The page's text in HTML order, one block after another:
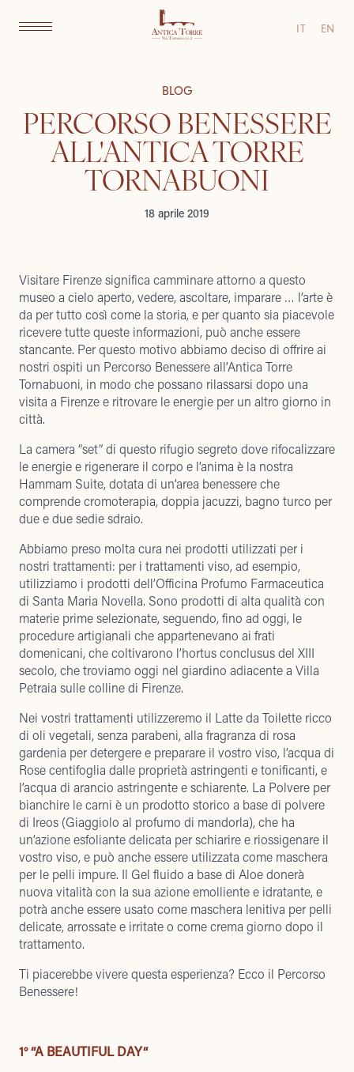
IT EN
BLOG
PERCORSO BENESSERE
ALL'ANTICA TORRE
TORNABUONI
18 aprile 2019
Visitare Firenze significa camminare attorno a questo
museo a cielo aperto, vedere, ascoltare, imparare … l’arte è
da per tutto così come la storia, e per quanto sia piacevole
ricevere tutte queste informazioni, può anche essere
stancante. Per questo motivo abbiamo deciso di offrire ai
nostri ospiti un Percorso Benessere all’Antica Torre
Tornabuoni, in modo che possano rilassarsi dopo una
visita a Firenze e ritrovare le energie per un altro giorno in
città.
La camera “set” di questo rifugio segreto dove rifocalizzare
le energie e rigenerare il corpo e l’anima è la nostra
Hammam Suite, dotata di un’area benessere che
comprende cromoterapia, doppia jacuzzi, bagno turco per
due e due sedie sdraio.
Abbiamo preso molta cura nei prodotti utilizzati per i
nostri trattamenti: per i trattamenti viso, ad esempio,
utilizziamo i prodotti dell’Officina Profumo Farmaceutica
di Santa Maria Novella. Sono prodotti di alta qualità con
materie prime selezionate, seguendo, fino ad oggi, le
procedure artigianali che appartenevano ai frati
domenicani, che coltivarono l’hortus conclusus del XIII
secolo, che troviamo oggi nel giardino adiacente a Villa
Petraia sulle colline di Firenze.
Nei vostri trattamenti utilizzeremo il Latte da Toilette ricco
di oli vegetali, senza parabeni, alla fragranza di rosa
gardenia per detergere e preparare il vostro viso, l’acqua di
Rose centifoglia dalle proprietà astringenti e tonificanti, e
l’acqua di arancio astringente e schiarente. La Polvere per
bianchire le carni è un prodotto storico a base di polvere
di Ireos (Giaggiolo al profumo di mandorla), che ha
un’azione esfoliante delicata per schiarire e riossigenare il
vostro viso, e può anche essere utilizzata come maschera
per le pelli impure. Il Gel fluido a base di Aloe donerà
nuova vitalità con la sua azione emolliente e idratante, e
potrà anche essere usato come maschera lenitiva per pelli
delicate, arrossate e irritate o come crema giorno dopo il
trattamento.
Ti piacerebbe vivere questa esperienza? Ecco il Percorso
Benessere!
1° “A BEAUTIFUL DAY“